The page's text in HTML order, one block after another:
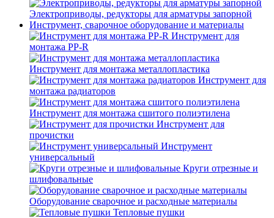
Электроприводы, редукторы для арматуры запорной
Инструмент, сварочное оборудование и материалы
Инструмент для
монтажа PP-R
Инструмент для монтажа металлопластика
Инструмент для
монтажа радиаторов
Инструмент для монтажа сшитого полиэтилена
Инструмент для
прочистки
Инструмент
универсальный
Круги отрезные и
шлифовальные
Оборудование сварочное и расходные материалы
Тепловые пушки